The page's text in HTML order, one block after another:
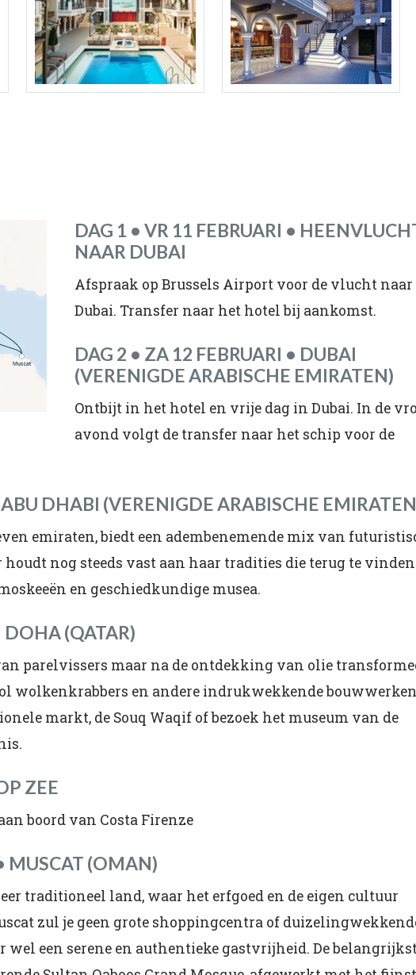
DAG 1 • VR 11 FEBRUARI •
NAAR DUBAI
Afspraak op Brussels Airport voor de vlucht naar
Dubai. Transfer naar het hotel bij aankomst.
DAG 2 • ZA 12 FEBRUARI • DUBAI
(VERENIGDE ARABISCHE EMIRATEN)
Ontbijt in het hotel en vrije dag in Dubai. In de
avond volgt de transfer naar het schip voor de
DHABI (VERENIGDE ARABISCHE
emiraten, biedt een adembenemende mix van
nog steeds vast aan haar tradities die terug te
en geschiedkundige musea.
DOHA (QATAR)
parelvissers maar na de ontdekking van olie
wolkenkrabbers en andere indrukwekkende
markt, de Souq Waqif of bezoek het museum van de
ZEE
boord van Costa Firenze
MUSCAT (OMAN)
traditioneel land, waar het erfgoed en de eigen cultuur
zul je geen grote shoppingcentra of
een serene en authentieke gastvrijheid. De